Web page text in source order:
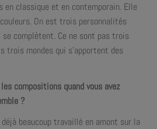
en classique et en contemporain. Elle
On est trois personnalités
complètent. Ce ne sont pas trois
trois mondes qui s’apportent des
compositions quand vous avez
?
déjà beaucoup travaillé en amont sur la